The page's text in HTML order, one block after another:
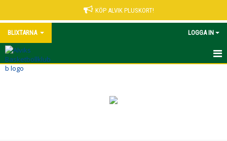
KÖP ALVIK PLUSKORT!
BLIXTARNA LOGGA IN
HEM